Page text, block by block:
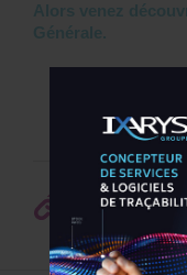
Alors venez
Générale.
Interview de
Véronique